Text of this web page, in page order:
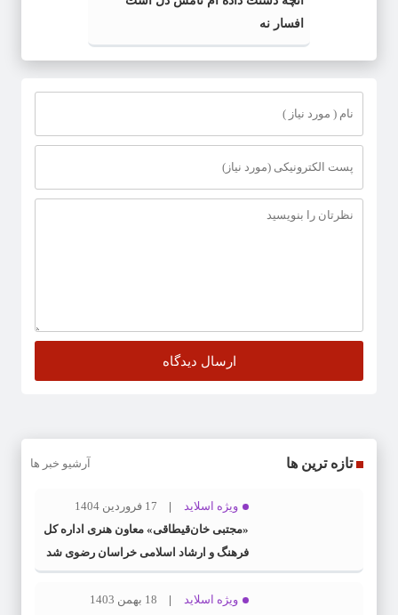
افسار نه
تازه ترین ها آرشیو خبر ها
ویژه اسلاید
17 فروردین 1404
«مجتبی خان‌قیطاقی» معاون هنری اداره کل
فرهنگ و ارشاد اسلامی خراسان رضوی شد
ویژه اسلاید
18 بهمن 1403